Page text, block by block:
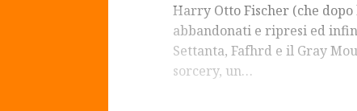
Harry Otto Fischer (che
abbandonati e ripresi ed
Settanta, Fafhrd e il Gray
sorcery, un…